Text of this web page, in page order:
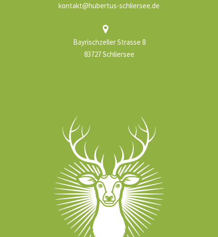
kontakt@hubertus-schliersee.de
Bayrischzeller Strasse 8
83727 Schliersee